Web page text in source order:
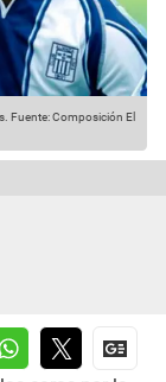
Fuente: Composición El